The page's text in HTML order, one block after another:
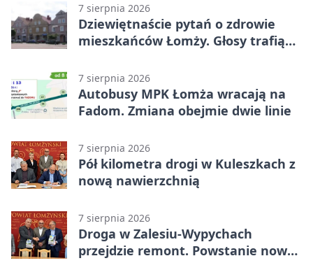
7 sierpnia 2026
Dziewiętnaście pytań o zdrowie
mieszkańców Łomży. Głosy trafią
7 sierpnia 2026
Autobusy MPK Łomża wracają na
Fadom. Zmiana obejmie dwie linie
7 sierpnia 2026
Pół kilometra drogi w Kuleszkach z
nową nawierzchnią
7 sierpnia 2026
Droga w Zalesiu-Wypychach
przejdzie remont. Powstanie nowa